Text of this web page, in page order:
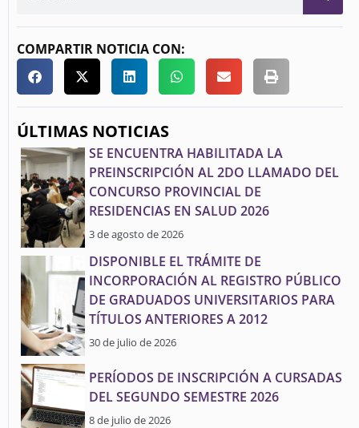
COMPARTIR NOTICIA CON:
ÚLTIMAS NOTICIAS
SE ENCUENTRA HABILITADA LA
PREINSCRIPCIÓN AL 2DO LLAMADO DEL
CONCURSO PROVINCIAL DE
RESIDENCIAS EN SALUD 2026
3 de agosto de 2026
DISPONIBLE EL TRÁMITE DE
INCORPORACIÓN AL REGISTRO PÚBLICO
DE GRADUADOS UNIVERSITARIOS PARA
TÍTULOS ANTERIORES A 2012
30 de julio de 2026
PERÍODOS DE INSCRIPCIÓN A CURSADAS
DEL SEGUNDO SEMESTRE 2026
8 de julio de 2026